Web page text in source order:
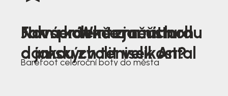
Nová kolekce jarních
dámských tenisek Antal
Jak správně změřit nohu
a jakou zvolit velikost?
Farmer Winter mustard
Barefoot celoroční boty do města